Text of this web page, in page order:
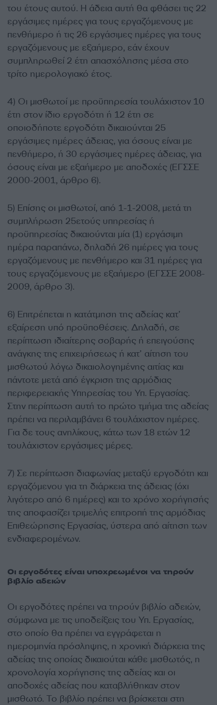
του έτους αυτού. Η άδεια αυτή θα φθάσει τις 22
εργάσιμες ημέρες για τους εργαζόμενους με
πενθήμερο ή τις 26 εργάσιμες ημέρες για τους
εργαζόμενους με εξαήμερο, εάν έχουν
συμπληρωθεί 2 έτη απασχόλησης μέσα στο
τρίτο ημερολογιακό έτος.
4) Οι μισθωτοί με προϋπηρεσία τουλάχιστον 10
έτη στον ίδιο εργοδότη ή 12 έτη σε
οποιοδήποτε εργοδότη δικαιούνται 25
εργάσιμες ημέρες άδειας, για όσους είναι με
πενθήμερο, ή 30 εργάσιμες ημέρες άδειας, για
όσους είναι με εξαήμερο με αποδοχές (ΕΓΣΣΕ
2000-2001, άρθρο 6).
5) Επίσης οι μισθωτοί, από 1-1-2008, μετά τη
συμπλήρωση 25ετούς υπηρεσίας ή
προϋπηρεσίας δικαιούνται μία (1) εργάσιμη
ημέρα παραπάνω, δηλαδή 26 ημέρες για τους
εργαζόμενους με πενθήμερο και 31 ημέρες για
τους εργαζόμενους με εξαήμερο (ΕΓΣΣΕ 2008-
2009, άρθρο 3).
6) Επιτρέπεται η κατάτμηση της αδείας κατ’
εξαίρεση υπό προϋποθέσεις. Δηλαδή, σε
περίπτωση ιδιαίτερης σοβαρής ή επειγούσης
ανάγκης της επιχειρήσεως ή κατ’ αίτηση του
μισθωτού λόγω δικαιολογημένης αιτίας και
πάντοτε μετά από έγκριση της αρμόδιας
περιφερειακής Υπηρεσίας του Υπ. Εργασίας.
Στην περίπτωση αυτή το πρώτο τμήμα της αδείας
πρέπει να περιλαμβάνει 6 τουλάχιστον ημέρες.
Για δε τους ανηλίκους, κάτω των 18 ετών 12
τουλάχιστον εργάσιμες μέρες.
7) Σε περίπτωση διαφωνίας μεταξύ εργοδότη και
εργαζόμενου για τη διάρκεια της άδειας (όχι
λιγότερο από 6 ημέρες) και το χρόνο χορήγησής
της αποφασίζει τριμελής επιτροπή της αρμόδιας
Επιθεώρησης Εργασίας, ύστερα από αίτηση των
ενδιαφερομένων.
Οι εργοδότες είναι υποχρεωμένοι να τηρούν
βιβλίο αδειών
Οι εργοδότες πρέπει να τηρούν βιβλίο αδειών,
σύμφωνα με τις υποδείξεις του Υπ. Εργασίας,
στο οποίο θα πρέπει να εγγράφεται η
ημερομηνία πρόσληψης, η χρονική διάρκεια της
αδείας της οποίας δικαιούται κάθε μισθωτός, η
χρονολογία χορήγησης της αδείας και οι
αποδοχές αδείας που καταβλήθηκαν στον
μισθωτό. Το βιβλίο πρέπει να βρίσκεται στη